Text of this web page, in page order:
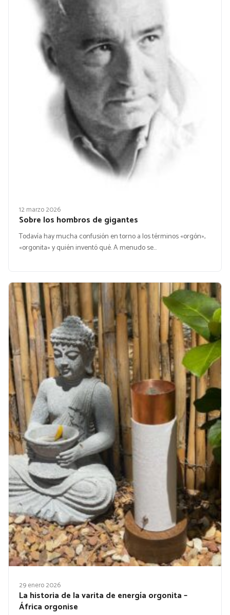
12 marzo 2026
Sobre los hombros de gigantes
Todavía hay mucha confusión en torno a los términos «orgón»,
«orgonita» y quién inventó qué. A menudo se…
29 enero 2026
La historia de la varita de energía orgonita –
África orgonise